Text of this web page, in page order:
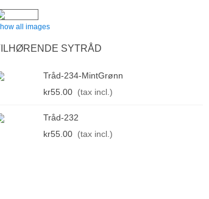
all images
SYTRÅD
Tråd-234-MintGrønn
kr55.00 (tax incl.)
Tråd-232
kr55.00 (tax incl.)